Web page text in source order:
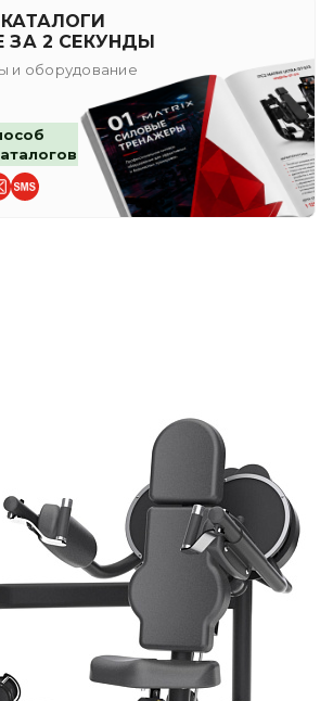
ЗА 2 СЕКУНДЫ
и оборудование